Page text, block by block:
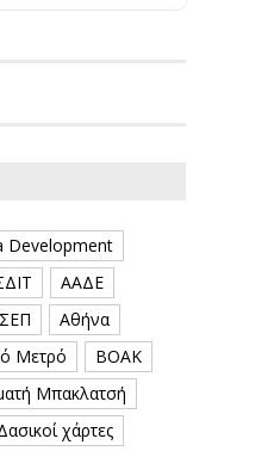
Development
ΑΑΔΕ
Αθήνα
Μετρό
ΒΟΑΚ
Μπακλατσή
χάρτες